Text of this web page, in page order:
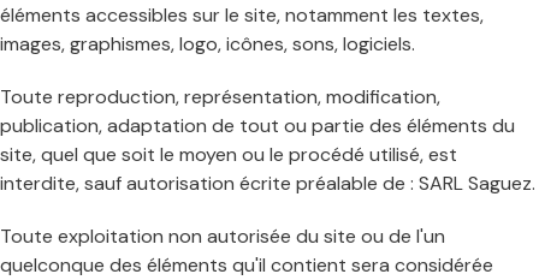
éléments accessibles sur le site, notamment les textes,
images, graphismes, logo, icônes, sons, logiciels.
Toute reproduction, représentation, modification,
publication, adaptation de tout ou partie des éléments du
site, quel que soit le moyen ou le procédé utilisé, est
interdite, sauf autorisation écrite préalable de : SARL Saguez.
Toute exploitation non autorisée du site ou de l'un
quelconque des éléments qu'il contient sera considérée